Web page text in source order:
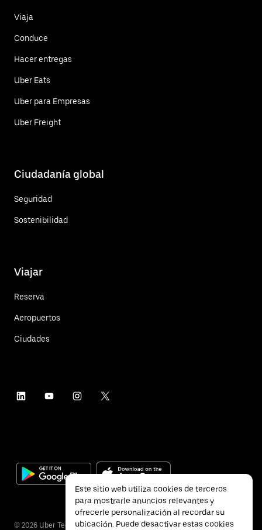
Viaja
Conduce
Hacer entregas
Uber Eats
Uber para Empresas
Uber Freight
Ciudadanía global
Seguridad
Sostenibilidad
Viajar
Reserva
Aeropuertos
Ciudades
© 2026 Uber Technologies Inc.
Este sitio web utiliza cookies de terceros
para mostrarle anuncios relevantes y
ofrecerle personalización al recordar su
ubicación. Puede desactivar estas cookies